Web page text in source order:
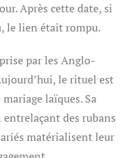
Après cette date, si
le lien était rompu.
par les Anglo-
le rituel est
laïques. Sa
des rubans
matérialisent leur